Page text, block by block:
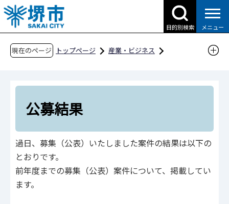
こ
の
ペ
目的別検索 メニュー
現在のページ トップページ
産業・ビジネス
飲料自動販売機設置情報
公募結果
公募結果
過日、募集（公表）いたしました案件の結果は以下の
とおりです。
前年度までの募集（公表）案件について、掲載してい
ます。